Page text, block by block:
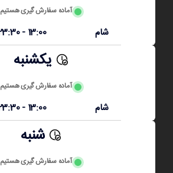
آماده سفارش گیری هستیم
شام 13:00 - 23:30
یکشنبه
آماده سفارش گیری هستیم
شام 13:00 - 23:30
شنبه
آماده سفارش گیری هستیم